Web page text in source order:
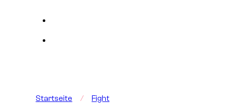
Startseite / Fight